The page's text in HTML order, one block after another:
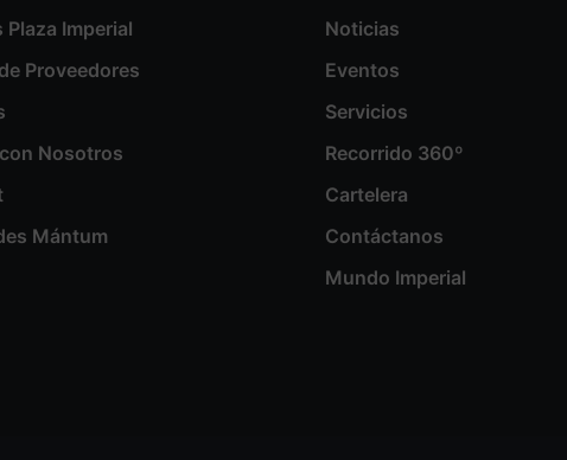
Plaza Imperial
Proveedores
Nosotros
Mántum
Noticias
Eventos
Servicios
Recorrido 360º
Cartelera
Contáctanos
Mundo Imperial